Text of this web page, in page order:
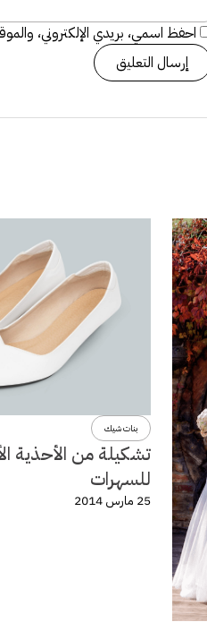
احفظ اسمي، بريدي الإلكتروني،
بنات شيك
تشكيلة من الأحذية
للسهرات
25 مارس 2014